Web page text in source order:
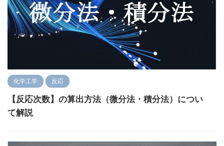
化学工学 反応
【反応次数】の算出方法（微分法・積分法）につい
て解説